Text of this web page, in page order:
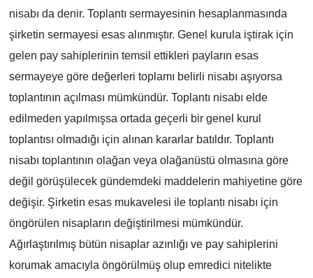
nisabı da denir. Toplantı sermayesinin hesaplanmasında
şirketin sermayesi esas alınmıştır. Genel kurula iştirak için
gelen pay sahiplerinin temsil ettikleri payların esas
sermayeye göre değerleri toplamı belirli nisabı aşıyorsa
toplantının açılması mümkündür. Toplantı nisabı elde
edilmeden yapılmışsa ortada geçerli bir genel kurul
toplantısı olmadığı için alınan kararlar batıldır. Toplantı
nisabı toplantının olağan veya olağanüstü olmasına göre
değil görüşülecek gündemdeki maddelerin mahiyetine göre
değişir. Şirketin esas mukavelesi ile toplantı nisabı için
öngörülen nisapların değiştirilmesi mümkündür.
Ağırlaştırılmış bütün nisaplar azınlığı ve pay sahiplerini
korumak amacıyla öngörülmüş olup emredici nitelikte